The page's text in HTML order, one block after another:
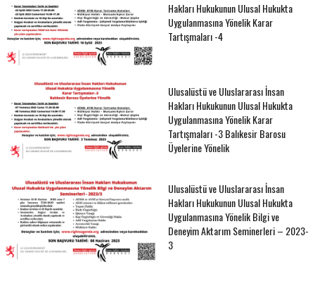
Hakları Hukukunun Ulusal Hukukta
Uygulanmasına Yönelik Karar
Tartışmaları -4
Ulusalüstü ve Uluslararası İnsan
Hakları Hukukunun Ulusal Hukukta
Uygulanmasına Yönelik Karar
Tartışmaları -3 Balıkesir Barosu
Üyelerine Yönelik
Ulusalüstü ve Uluslararası İnsan
Hakları Hukukunun Ulusal Hukukta
Uygulanmasına Yönelik Bilgi ve
Deneyim Aktarım Seminerleri – 2023-
3